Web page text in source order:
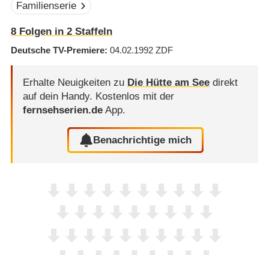
Familienserie
8Folgen in 2Staffeln
Deutsche TV-Premiere 04.02.1992 ZDF
Erhalte Neuigkeiten zu Die Hütte am Seedirekt
auf dein Handy. Kostenlos mit der
fernsehserien.deApp.
Benachrichtige mich